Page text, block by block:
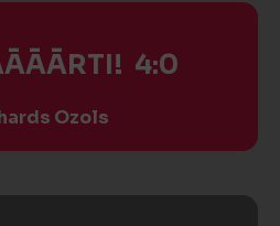
4:0
Ozols